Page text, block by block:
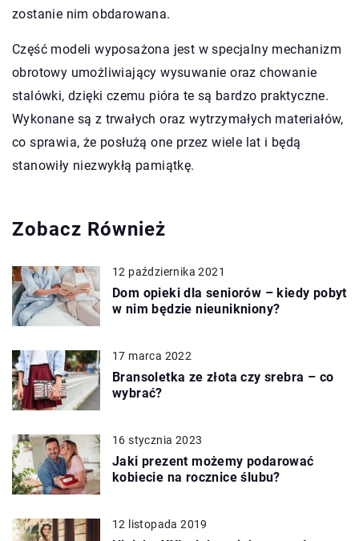
zostanie nim obdarowana.
Część modeli wyposażona jest w specjalny mechanizm
obrotowy umożliwiający wysuwanie oraz chowanie
stalówki, dzięki czemu pióra te są bardzo praktyczne.
Wykonane są z trwałych oraz wytrzymałych materiałów,
co sprawia, że posłużą one przez wiele lat i będą
stanowiły niezwykłą pamiątkę.
Zobacz Również
12 października 2021
Dom opieki dla seniorów – kiedy pobyt
w nim będzie nieunikniony?
17 marca 2022
Bransoletka ze złota czy srebra – co
wybrać?
16 stycznia 2023
Jaki prezent możemy podarować
kobiecie na rocznice ślubu?
12 listopada 2019